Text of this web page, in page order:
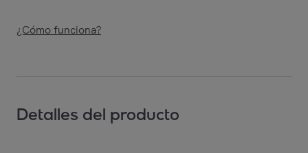
¿Cómo funciona?
Detalles del producto